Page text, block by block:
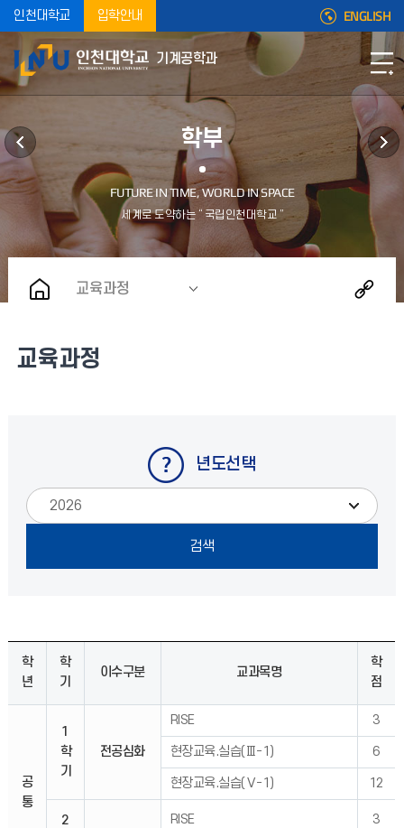
인천대학교 입학안내 ENGLISH
기계공학과
학부
교육과정
교육과정
년도선택
학
년
학
기
이수구분 교과목명
학
점
공
통
1
학
기
전공심화
RISE 3
현장교육.실습(Ⅲ-1) 6
현장교육.실습(Ⅴ-1) 12
2
RISE 3